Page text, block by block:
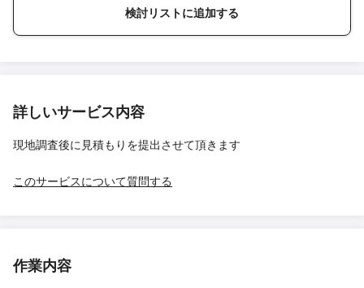
検討リストに追加する
詳しいサービス内容
現地調査後に見積もりを提出させて頂きます
このサービスについて質問する
作業内容